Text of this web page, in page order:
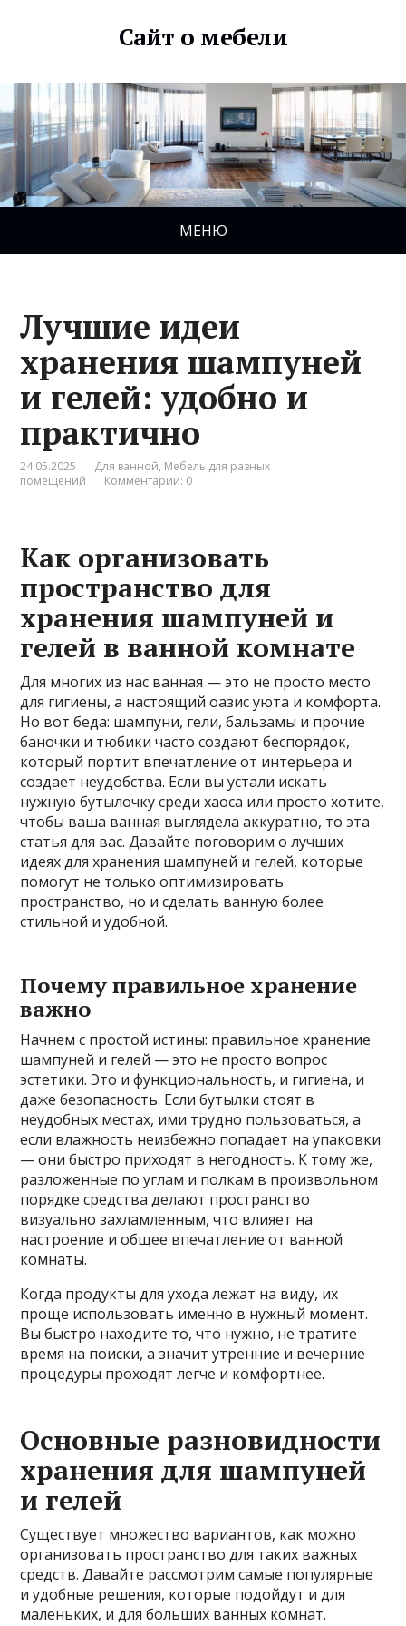
Сайт о мебели
МЕНЮ
Лучшие идеи
хранения шампуней
и гелей: удобно и
практично
24.05.2025 Для ванной, Мебель для разных
помещений
Комментарии: 0
Как организовать
пространство для
хранения шампуней и
гелей в ванной комнате
Для многих из нас ванная — это не просто место
для гигиены, а настоящий оазис уюта и комфорта.
Но вот беда: шампуни, гели, бальзамы и прочие
баночки и тюбики часто создают беспорядок,
который портит впечатление от интерьера и
создает неудобства. Если вы устали искать
нужную бутылочку среди хаоса или просто хотите,
чтобы ваша ванная выглядела аккуратно, то эта
статья для вас. Давайте поговорим о лучших
идеях для хранения шампуней и гелей, которые
помогут не только оптимизировать
пространство, но и сделать ванную более
стильной и удобной.
Почему правильное хранение
важно
Начнем с простой истины: правильное хранение
шампуней и гелей — это не просто вопрос
эстетики. Это и функциональность, и гигиена, и
даже безопасность. Если бутылки стоят в
неудобных местах, ими трудно пользоваться, а
если влажность неизбежно попадает на упаковки
— они быстро приходят в негодность. К тому же,
разложенные по углам и полкам в произвольном
порядке средства делают пространство
визуально захламленным, что влияет на
настроение и общее впечатление от ванной
комнаты.
Когда продукты для ухода лежат на виду, их
проще использовать именно в нужный момент.
Вы быстро находите то, что нужно, не тратите
время на поиски, а значит утренние и вечерние
процедуры проходят легче и комфортнее.
Основные разновидности
хранения для шампуней
и гелей
Существует множество вариантов, как можно
организовать пространство для таких важных
средств. Давайте рассмотрим самые популярные
и удобные решения, которые подойдут и для
маленьких, и для больших ванных комнат.